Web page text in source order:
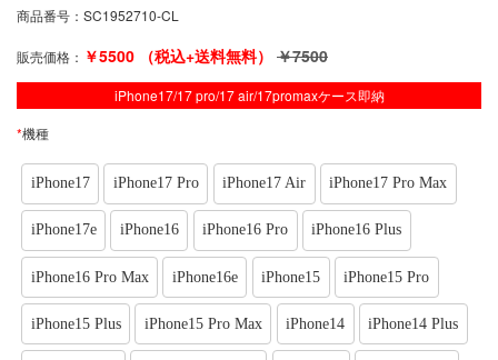
商品番号： SC1952710-CL
販売価格： ￥5500 （税込+送料無料） ￥7500
iPhone17/17 pro/17 air/17promaxケース即納
*機種
iPhone17 iPhone17 Pro iPhone17 Air iPhone17 Pro Max
iPhone17e iPhone16 iPhone16 Pro iPhone16 Plus
iPhone16 Pro Max iPhone16e iPhone15 iPhone15 Pro
iPhone15 Plus iPhone15 Pro Max iPhone14 iPhone14 Plus